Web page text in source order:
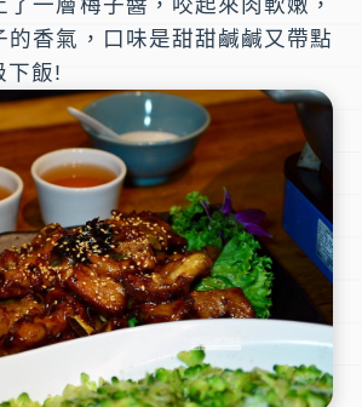
一層梅子醬，咬起來肉軟嫩，
的香氣，口味是甜甜鹹鹹又帶點
下飯!